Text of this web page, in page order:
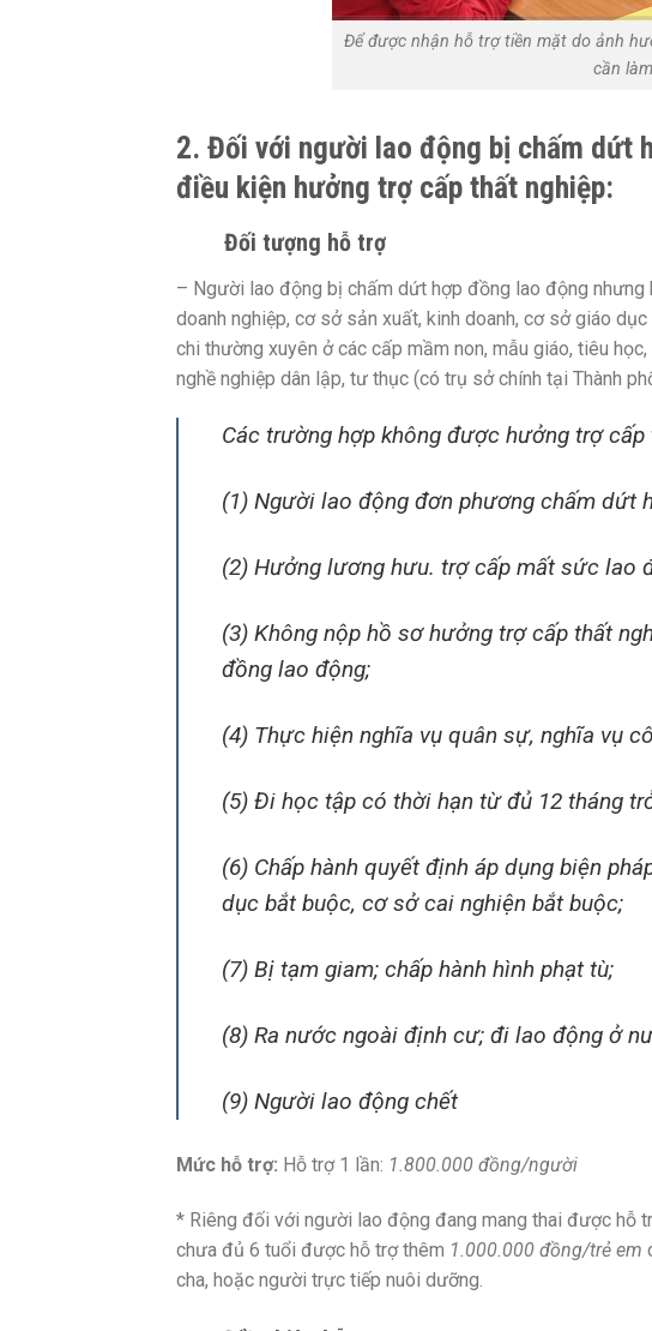
Để được nhận hỗ trợ tiền mặt do ảnh
cần
2. Đối với người lao động bị chấm dứt
điều kiện hưởng trợ cấp thất nghiệp:
Đối tượng hỗ trợ
– Người lao động bị chấm dứt hợp đồng lao động
doanh nghiệp, cơ sở sản xuất, kinh doanh, cơ sở giáo
chi thường xuyên ở các cấp mầm non, mẫu giáo, tiêu
nghề nghiệp dân lập, tư thục (có trụ sở chính tại Thành
Các trường hợp không được hưởng trợ cấp
(1) Người lao động đơn phương chấm dứt
(2) Hưởng lương hưu. trợ cấp mất sức lao
(3) Không nộp hồ sơ hưởng trợ cấp thất
đồng lao động;
(4) Thực hiện nghĩa vụ quân sự, nghĩa vụ
(5) Đi học tập có thời hạn từ đủ 12 tháng
(6) Chấp hành quyết định áp dụng biện
dục bắt buộc, cơ sở cai nghiện bắt buộc;
(7) Bị tạm giam; chấp hành hình phạt tù;
(8) Ra nước ngoài định cư; đi lao động ở
(9) Người lao động chết
Mức hỗ trợ: Hỗ trợ 1 lần: 1.800.000 đồng/người
* Riêng đối với người lao động đang mang thai được hỗ
chưa đủ 6 tuổi được hỗ trợ thêm 1.000.000 đồng/trẻ em
cha, hoặc người trực tiếp nuôi dưỡng.